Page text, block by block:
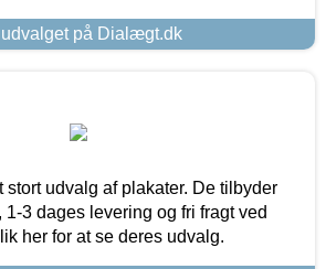
på Dialægt.dk
stort udvalg af plakater. De tilbyder
3 dages levering og fri fragt ved
her for at se deres udvalg.